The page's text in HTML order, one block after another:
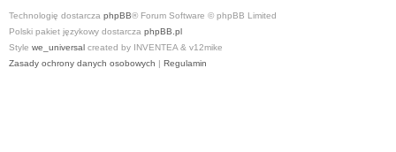
Technologię dostarcza phpBB® Forum Software © phpBB Limited
Polski pakiet językowy dostarcza phpBB.pl
Style we_universal created by INVENTEA & v12mike
Zasady ochrony danych osobowych | Regulamin